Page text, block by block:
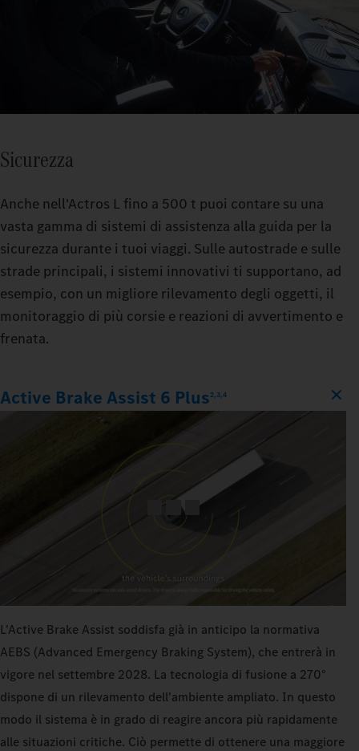
Sicurezza
Anche nell'Actros L fino a 500 t puoi contare su una
vasta gamma di sistemi di assistenza alla guida per la
sicurezza durante i tuoi viaggi. Sulle autostrade e sulle
strade principali, i sistemi innovativi ti supportano, ad
esempio, con un migliore rilevamento degli oggetti, il
monitoraggio di più corsie e reazioni di avvertimento e
frenata.
Active Brake Assist 6 Plus2,3,4
L'Active Brake Assist soddisfa già in anticipo la normativa
AEBS (Advanced Emergency Braking System), che entrerà in
vigore nel settembre 2028. La tecnologia di fusione a 270°
dispone di un rilevamento dell'ambiente ampliato. In questo
modo il sistema è in grado di reagire ancora più rapidamente
alle situazioni critiche. Ciò permette di ottenere una maggiore